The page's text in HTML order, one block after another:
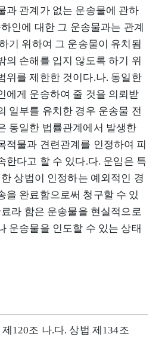
과 관계가 없는 운송물에 관하
인에 대한 그 운송물과는 관계
기 위하여 그 운송물이 유치됨
의 손해를 입지 않도록 하기 위
위를 제한한 것이다.나. 동일한
에게 운송하여 줄 것을 의뢰받
일부를 유치한 경우 운송물 전
동일한 법률관계에서 발생한
적물과 견련관계를 인정하여 피
한다고 할 수 있다.다. 운임은 특
상법이 인정하는 예외적인 경
을 완료함으로써 청구할 수 있
라 함은 운송물을 현실적으로
운송물을 인도할 수 있는 상태
120조 나.다. 상법 제134조